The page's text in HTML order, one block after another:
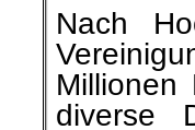
Nach
Millionen
diverse